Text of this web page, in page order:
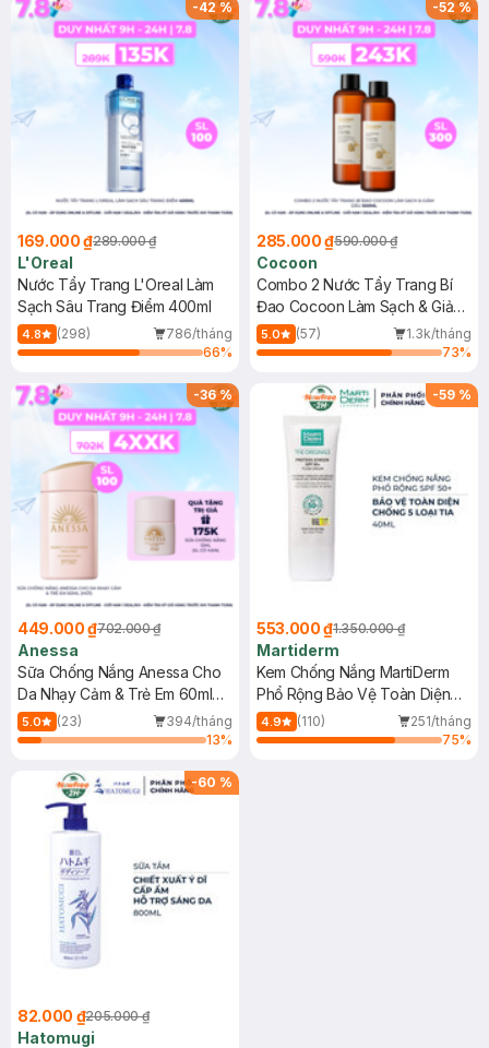
-42%
169.000 ₫289.000 ₫
L'Oreal
Nước Tẩy Trang L'Oreal Làm
Sạch Sâu Trang Điểm 400ml
4.8 (298)
786/tháng
66%
-52%
285.000 ₫590.000 ₫
Cocoon
Combo 2 Nước Tẩy Trang Bí
Đao Cocoon Làm Sạch & Giảm
Dầu 500ml
5.0 (57)
1.3k/tháng
73%
-36%
449.000 ₫702.000 ₫
Anessa
Sữa Chống Nắng Anessa Cho
Da Nhạy Cảm & Trẻ Em 60ml
(Mới)
5.0 (23)
394/tháng
13%
-59 %
553.000 ₫1.350.000 ₫
Martiderm
Kem Chống Nắng MartiDerm
Phổ Rộng Bảo Vệ Toàn Diện
40ml
4.9 (110)
251/tháng
75%
-60 %
82.000 ₫205.000 ₫
Hatomugi